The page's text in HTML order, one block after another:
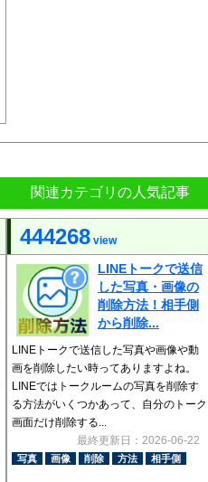
関連カテゴリの人気記事
444268 view
LINEトークで送信
した写真・画像の
削除方法！相手側
から削除...
LINEトークで送信した写真や画像や動
画を削除したい時ってありますよね。
LINEではトークルームの写真を削除す
る方法がいくつかあって、自分のトーク
画面だけ削除する...
最終更新日：2026-06-22
写真 画像 削除 方法 相手側